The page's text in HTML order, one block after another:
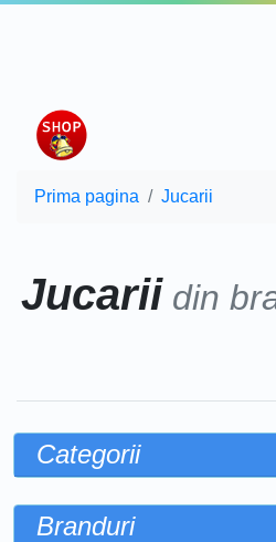
Prima pagina Jucarii
Jucariidin
Categorii
Branduri